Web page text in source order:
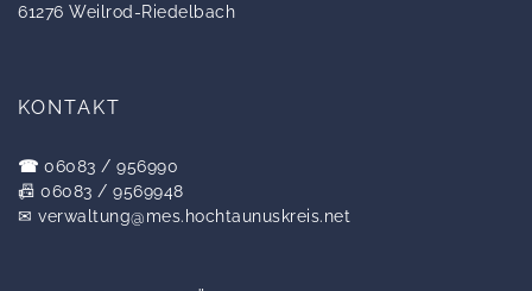
61276 Weilrod-Riedelbach
KONTAKT
☎ 06083 / 956990
📠 06083 / 9569948
✉ verwaltung@mes.hochtaunuskreis.net